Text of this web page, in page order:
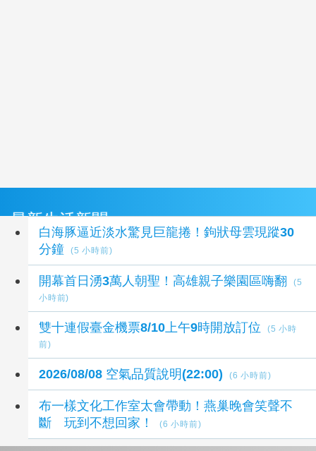
最新生活新聞
白海豚逼近淡水驚見巨龍捲！鉤狀母雲現蹤30
分鐘
(5 小時前)
開幕首日湧3萬人朝聖！高雄親子樂園區嗨翻
(5
小時前)
雙十連假臺金機票8/10上午9時開放訂位
(5 小時
前)
2026/08/08 空氣品質說明(22:00) (6 小時前)
布一樣文化工作室太會帶動！燕巢晚會笑聲不
斷 玩到不想回家！
(6 小時前)